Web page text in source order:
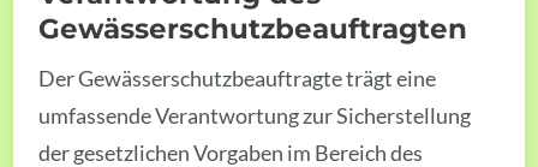
Gewässerschutzbeauftragten
Der Gewässerschutzbeauftragte trägt eine
umfassende Verantwortung zur Sicherstellung
der gesetzlichen Vorgaben im Bereich des